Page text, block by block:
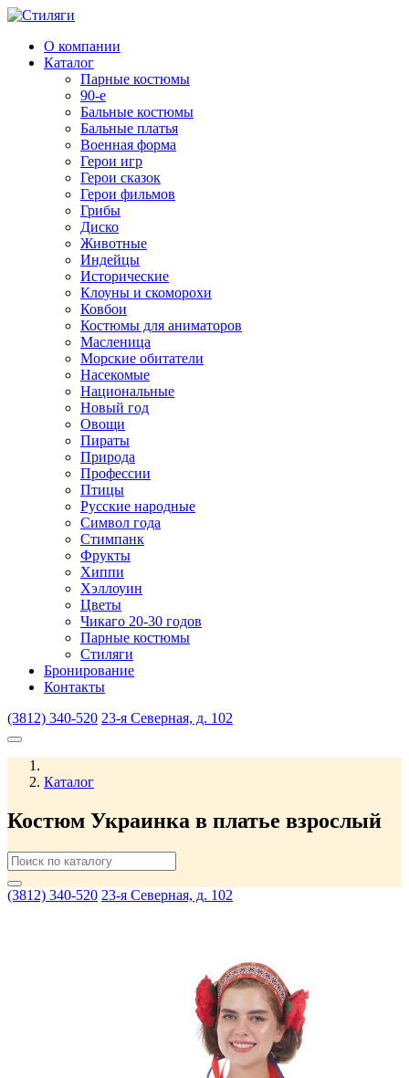
О компании
Каталог
Парные костюмы
90-е
Бальные костюмы
Бальные платья
Военная форма
Герои игр
Герои сказок
Герои фильмов
Грибы
Диско
Животные
Индейцы
Исторические
Клоуны и скоморохи
Ковбои
Костюмы для аниматоров
Масленица
Морские обитатели
Насекомые
Национальные
Новый год
Овощи
Пираты
Природа
Профессии
Птицы
Русские народные
Символ года
Стимпанк
Фрукты
Хиппи
Хэллоуин
Цветы
Чикаго 20-30 годов
Парные костюмы
Стиляги
Бронирование
Контакты
(3812) 340-520 23-я Северная, д. 102
Каталог
Костюм Украинка в платье взрослый
(3812) 340-520 23-я Северная, д. 102